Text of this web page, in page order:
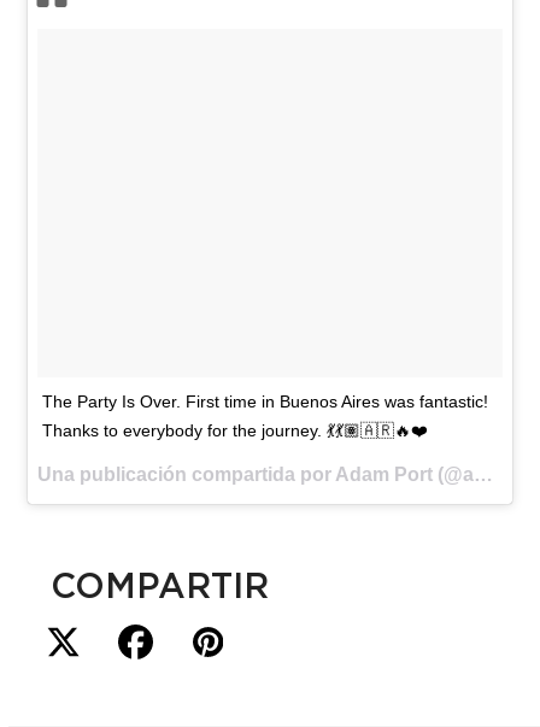
The Party Is Over. First time in Buenos Aires was fantastic!
Thanks to everybody for the journey. 💃💃🏽🇦🇷🔥❤️
Una publicación compartida por Adam Port (@adamport) el
COMPARTIR